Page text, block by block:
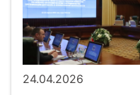
24.04.2026